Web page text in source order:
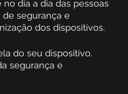
dia a dia das pessoas
segurança e
dos dispositivos.
do seu dispositivo.
segurança e